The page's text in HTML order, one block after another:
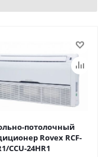
потолочный
Rovex RCF-
CCU-24HR1